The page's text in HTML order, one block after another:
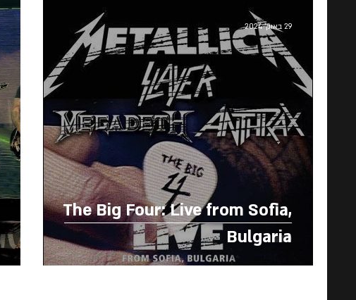
The Big Four: Live from Sofia,
Bulgaria
29 באוק׳ 2024